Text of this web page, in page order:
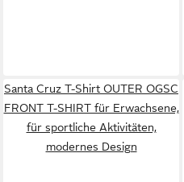
Santa Cruz T-Shirt OUTER OGSC
FRONT T-SHIRT für Erwachsene,
für sportliche Aktivitäten,
modernes Design